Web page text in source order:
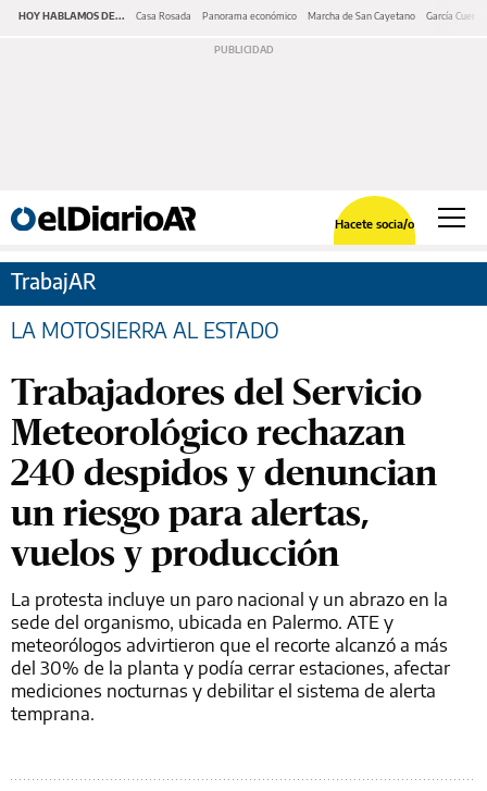
HOY HABLAMOS DE... Casa Rosada Panorama económico Marcha de San Cayetano García Cuerva
Hacete socia/o
TrabajAR
LA MOTOSIERRA AL ESTADO
Trabajadores del Servicio
Meteorológico rechazan
240 despidos y denuncian
un riesgo para alertas,
vuelos y producción
La protesta incluye un paro nacional y un abrazo en la
sede del organismo, ubicada en Palermo. ATE y
meteorólogos advirtieron que el recorte alcanzó a más
del 30% de la planta y podía cerrar estaciones, afectar
mediciones nocturnas y debilitar el sistema de alerta
temprana.